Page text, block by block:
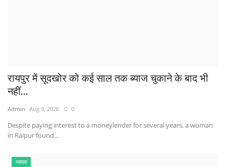
रायपुर में सूदखोर को कई साल तक ब्याज चुकाने के बाद भी
नहीं...
Admin Aug 9, 2026 0
Despite paying interest to a moneylender for several years, a woman
in Raipur found...
व्यापार